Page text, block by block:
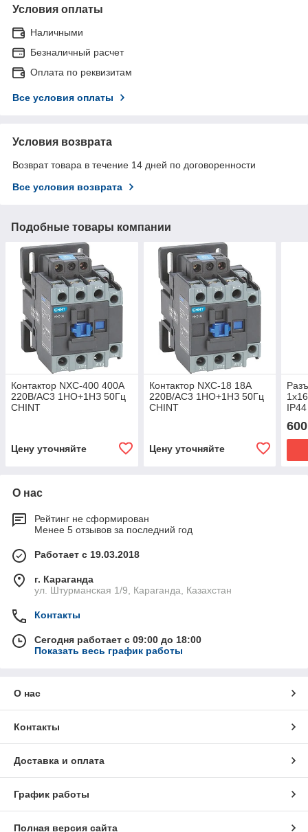
Условия оплаты
Наличными
Безналичный расчет
Оплата по реквизитам
Все условия оплаты
Условия возврата
Возврат товара в течение 14 дней по договоренности
Все условия возврата
Подобные товары компании
Контактор NXC-400 400A
220В/АС3 1НО+1НЗ 50Гц
CHINT
Цену уточняйте
Контактор NXC-18 18A
220В/АС3 1НО+1НЗ 50Гц
CHINT
Цену уточняйте
IP44
600
О нас
Рейтинг не сформирован
Менее 5 отзывов за последний год
Работает с 19.03.2018
г. Караганда
ул. Штурманская 1/9, Караганда, Казахстан
Контакты
Сегодня работает с 09:00 до 18:00
Показать весь график работы
О нас
Контакты
Доставка и оплата
График работы
Полная версия сайта